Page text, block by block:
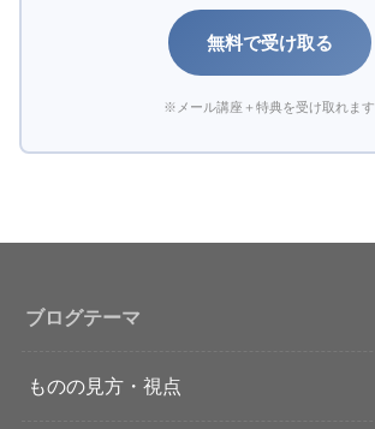
無料で受け取る
※メール講座＋特典を受け取れます
ブログテーマ
ものの見方・視点